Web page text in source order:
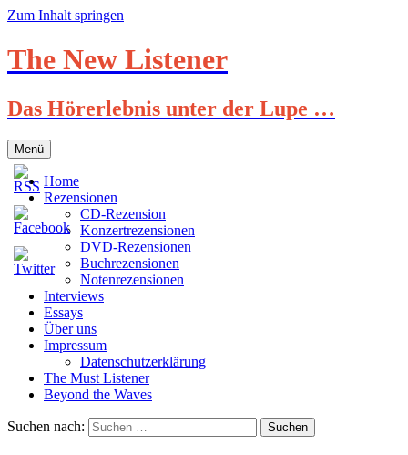
Zum Inhalt springen
The New Listener
Das Hörerlebnis unter der Lupe …
Menü
Home
Rezensionen
CD-Rezension
Konzertrezensionen
DVD-Rezensionen
Buchrezensionen
Notenrezensionen
Interviews
Essays
Über uns
Impressum
Datenschutzerklärung
The Must Listener
Beyond the Waves
Suchen nach: